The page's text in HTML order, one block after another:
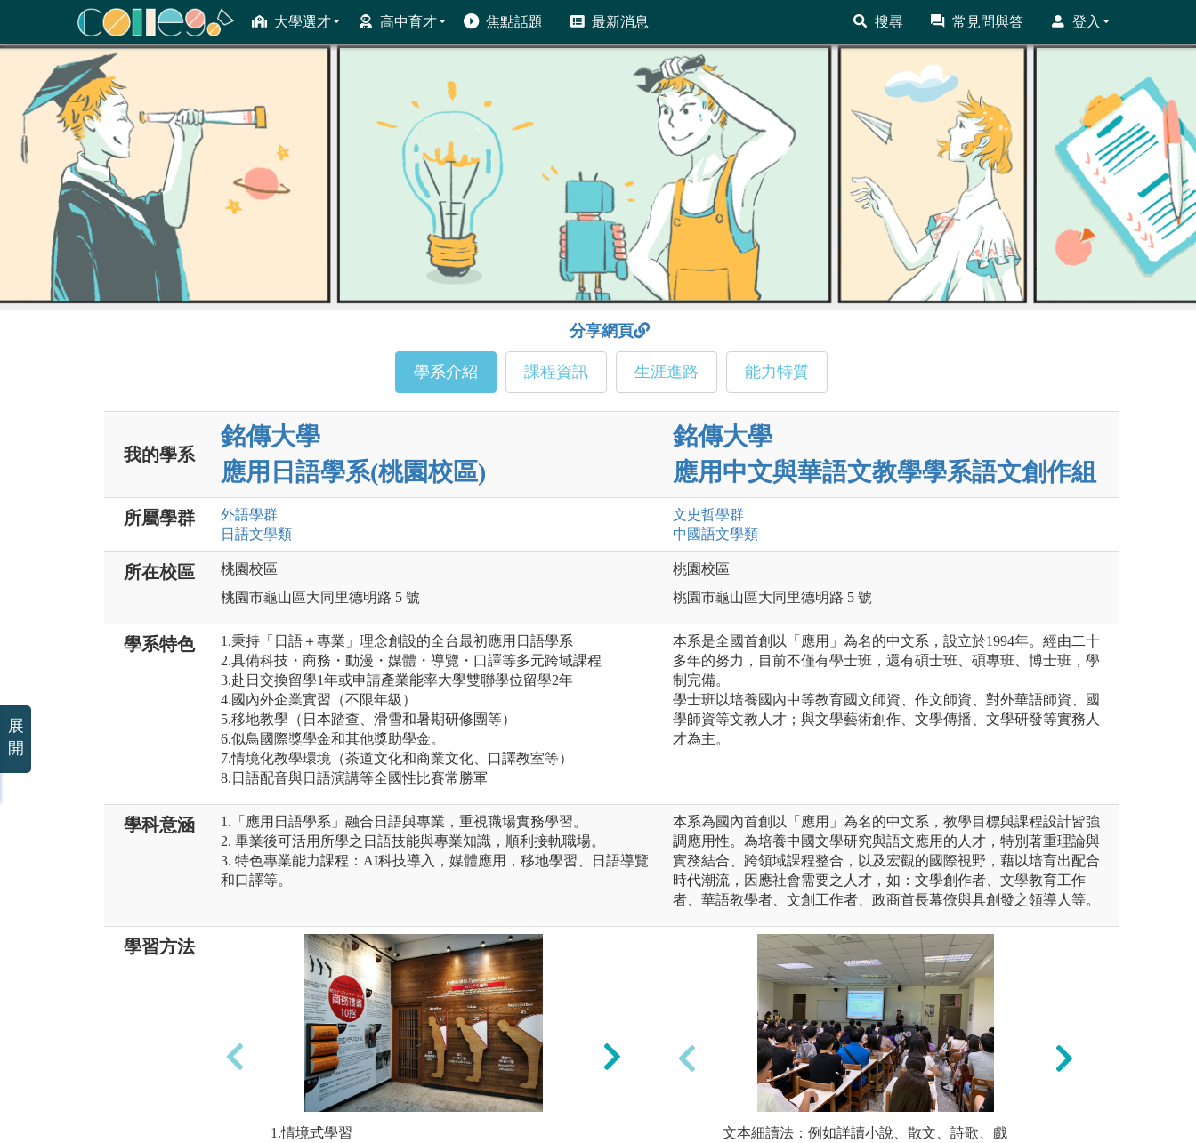
大學選才 高中育才 焦點話題 最新消息 搜尋 常見問與答 登入
ColleGo! 大學選才與高中育才輔助系統
分享網頁
學系介紹 課程資訊 生涯進路 能力特質
我的學系
銘傳大學
應用日語學系(桃園校區)
銘傳大學
應用中文與華語文教學學系語文創作組
所屬學群 外語學群
日語文學類
文史哲學群
中國語文學類
所在校區
桃園校區
桃園市龜山區大同里德明路 5 號
桃園校區
桃園市龜山區大同里德明路 5 號
學系特色
1.秉持「日語＋專業」理念創設的全台最初應用日語學系
2.具備科技・商務・動漫・媒體・導覽・口譯等多元跨域課程
3.赴日交換留學1年或申請產業能率大學雙聯學位留學2年
4.國內外企業實習（不限年級）
5.移地教學（日本踏查、滑雪和暑期研修團等）
6.似鳥國際獎學金和其他獎助學金。
7.情境化教學環境（茶道文化和商業文化、口譯教室等）
8.日語配音與日語演講等全國性比賽常勝軍
本系是全國首創以「應用」為名的中文系，設立於1994年。經由二十
多年的努力，目前不僅有學士班，還有碩士班、碩專班、博士班，學
制完備。
學士班以培養國內中等教育國文師資、作文師資、對外華語師資、國
學師資等文教人才；與文學藝術創作、文學傳播、文學研發等實務人
才為主。
學科意涵
1.「應用日語學系」融合日語與專業，重視職場實務學習。
2. 畢業後可活用所學之日語技能與專業知識，順利接軌職場。
3. 特色專業能力課程：AI科技導入，媒體應用，移地學習、日語導覽
和口譯等。
本系為國內首創以「應用」為名的中文系，教學目標與課程設計皆強
調應用性。為培養中國文學研究與語文應用的人才，特別著重理論與
實務結合、跨領域課程整合，以及宏觀的國際視野，藉以培育出配合
時代潮流，因應社會需要之人才，如：文學創作者、文學教育工作
者、華語教學者、文創工作者、政商首長幕僚與具創發之領導人等。
學習方法
1.情境式學習
2.互動合作學習
文本細讀法：例如詳讀小說、散文、詩歌、戲
展
開